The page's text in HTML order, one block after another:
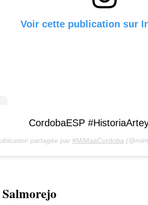
Voir cette publication sur
CordobaESP
partagée par #MiMaaCordoba